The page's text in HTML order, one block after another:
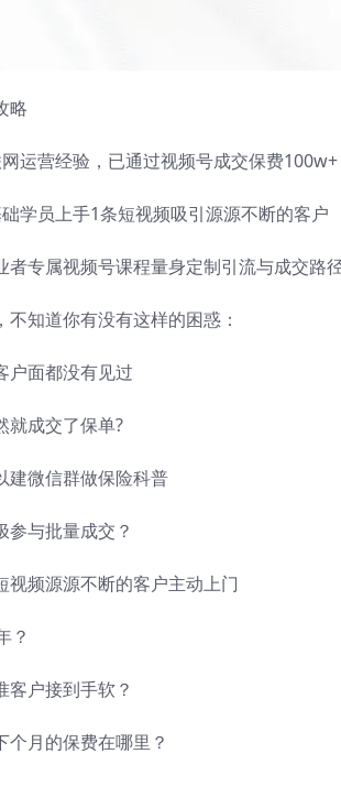
略
运营经验，已通过视频号成交保费100w+
学员上手1条短视频吸引源源不断的客户
者专属视频号课程量身定制引流与成交路
知道你有没有这样的困惑：
户面都没有见过
就成交了保单?
建微信群做保险科普
参与批量成交？
视频源源不断的客户主动上门
？
客户接到手软？
个月的保费在哪里？